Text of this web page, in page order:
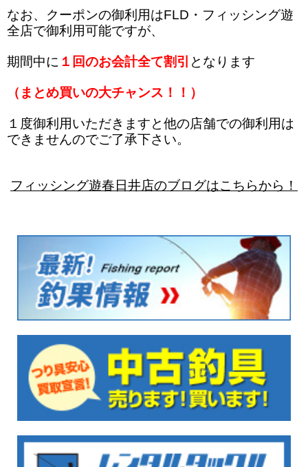
なお、クーポンの御利用はFLD・フィッシング遊
全店で御利用可能ですが、
期間中に １回のお会計全て割引 となります
（まとめ買いの大チャンス！！）
１度御利用いただきますと他の店舗での御利用は
できませんのでご了承下さい。
フィッシング遊春日井店のブログはこちらから！